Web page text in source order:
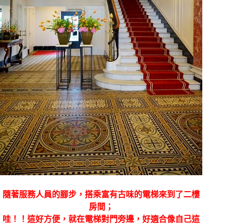
隨著服務人員的腳步，搭乘富有古味的電梯來到了二樓
房間；
哇！！這好方便，就在電梯對門旁邊，好適合像自己這